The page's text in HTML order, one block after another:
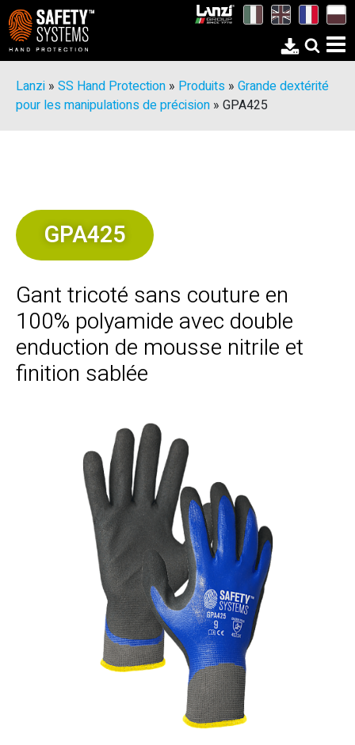
Lanzi » SS Hand Protection » Produits » Grande dextérité
pour les manipulations de précision » GPA425
GPA425
Gant tricoté sans couture en
100% polyamide avec double
enduction de mousse nitrile et
finition sablée